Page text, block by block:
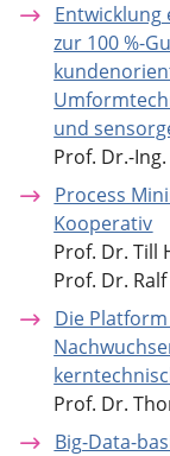
Entwicklung
zur 100 %-
und
Prof. Dr.-
Process
Kooperativ
Prof. Dr. Till
Prof. Dr.
Die
Prof. Dr.
Big-Data-